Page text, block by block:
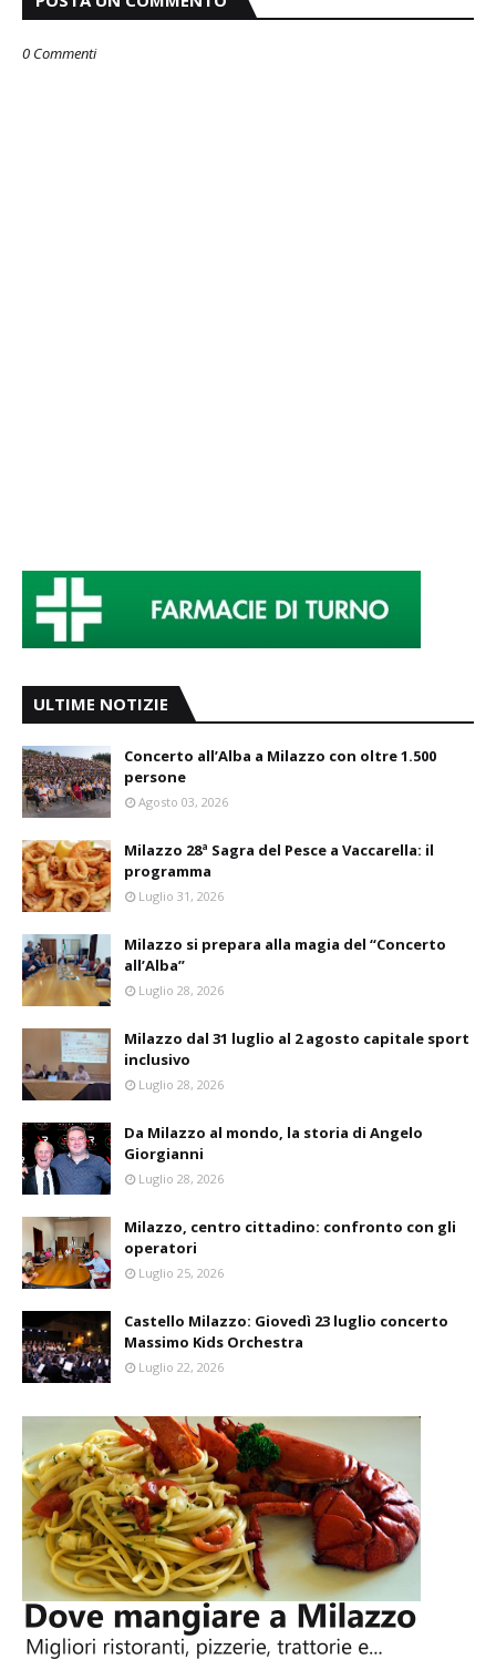
0 Commenti
ULTIME NOTIZIE
Concerto all’Alba a Milazzo con oltre 1.500
persone
Agosto 03, 2026
Milazzo 28ª Sagra del Pesce a Vaccarella: il
programma
Luglio 31, 2026
Milazzo si prepara alla magia del “Concerto
all’Alba”
Luglio 28, 2026
Milazzo dal 31 luglio al 2 agosto capitale sport
inclusivo
Luglio 28, 2026
Da Milazzo al mondo, la storia di Angelo
Giorgianni
Luglio 28, 2026
Milazzo, centro cittadino: confronto con gli
operatori
Luglio 25, 2026
Castello Milazzo: Giovedì 23 luglio concerto
Massimo Kids Orchestra
Luglio 22, 2026